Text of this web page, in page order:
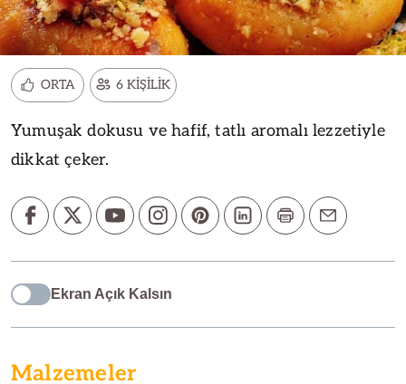
ORTA 6 KİŞİLİK
Yumuşak dokusu ve hafif, tatlı aromalı lezzetiyle
dikkat çeker.
Ekran Açık Kalsın
Malzemeler